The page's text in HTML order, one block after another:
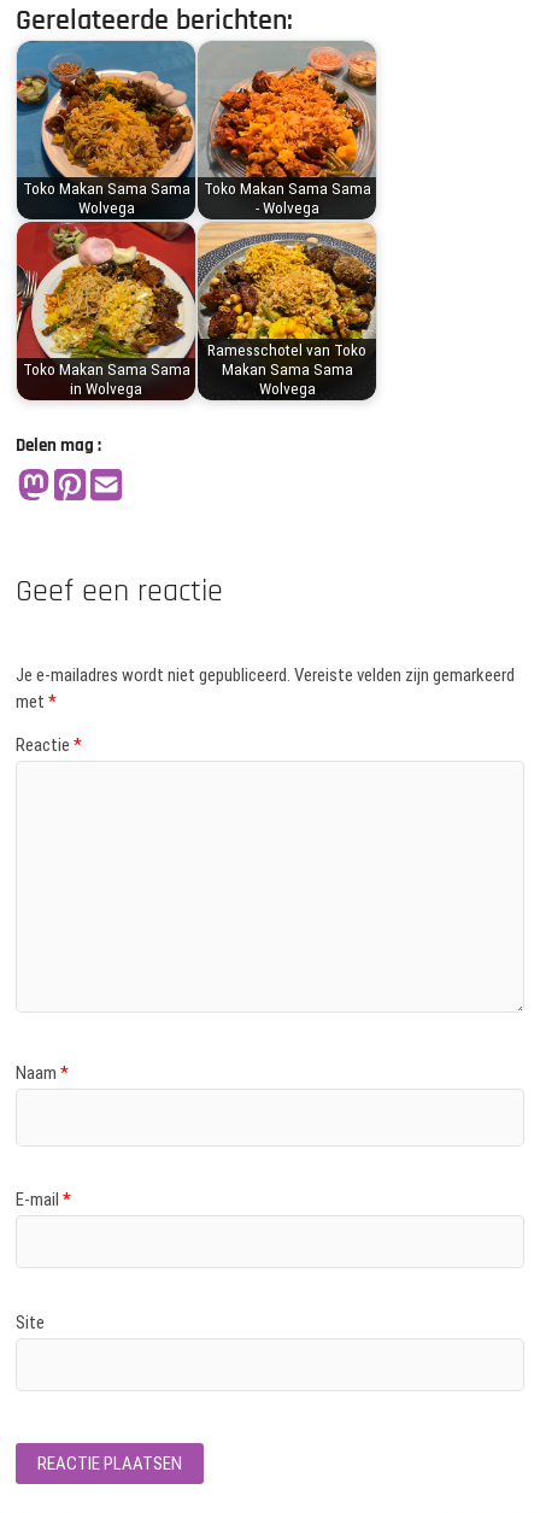
Gerelateerde berichten:
Toko Makan Sama Sama
Wolvega
Toko Makan Sama Sama
- Wolvega
Toko Makan Sama Sama
in Wolvega
Ramesschotel van Toko
Makan Sama Sama
Wolvega
Delen mag :
Geef een reactie
Je e-mailadres wordt niet gepubliceerd. Vereiste velden zijn gemarkeerd
met*
Reactie*
Naam*
E-mail*
Site